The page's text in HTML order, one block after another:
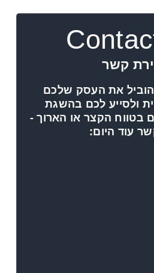
קשר
את העסק שלכם
ולסייע לכם בהשגת
בטווח הקצר או הארוך -
עוד היום: